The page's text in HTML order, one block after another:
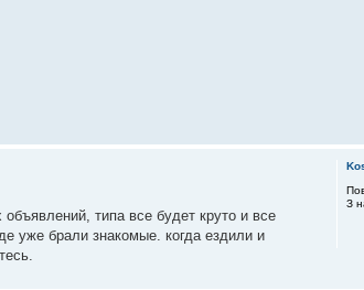
З
типа все будет круто и все
уже брали знакомые. когда ездили и